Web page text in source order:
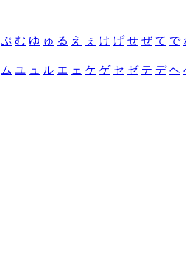
ぷ む ゆ ゅ る え ぇ け げ せ ぜ て で
ム ユ ュ ル エ ェ ケ ゲ セ ゼ テ デ ヘ